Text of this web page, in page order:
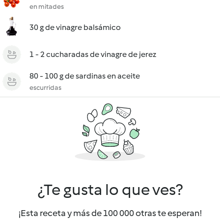
en mitades
30 g de vinagre balsámico
1 - 2 cucharadas de vinagre de jerez
80 - 100 g de sardinas en aceite
escurridas
¿Te gusta lo que ves?
¡Esta receta y más de 100 000 otras te esperan!